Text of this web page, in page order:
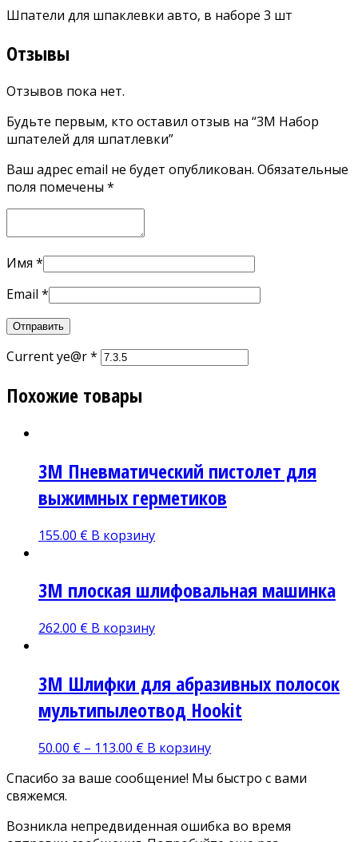
Шпатели для шпаклевки авто, в наборе 3 шт
Отзывы
Отзывов пока нет.
Будьте первым, кто оставил отзыв на “3M Набор
шпателей для шпатлевки”
Ваш адрес email не будет опубликован. Обязательные
поля помечены *
Имя *
Email *
Current ye@r*
Похожие товары
3М Пневматический пистолет для
выжимных герметиков
155.00 € В корзину
3М плоская шлифовальная машинка
262.00 € В корзину
3М Шлифки для абразивных полосок
мультипылеотвод Hookit
50.00 € – 113.00 € В корзину
Спасибо за ваше сообщение! Мы быстро с вами
свяжемся.
Возникла непредвиденная ошибка во время